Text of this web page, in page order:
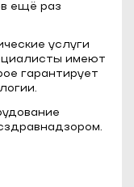
ещё раз
услуги
имеют
гарантирует